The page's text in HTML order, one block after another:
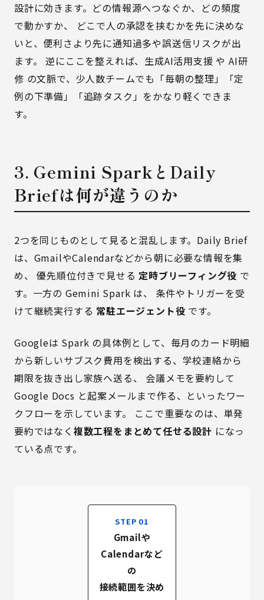
設計に効きます。どの情報源へつなぐか、どの頻度
で動かすか、 どこで人の承認を挟むかを先に決めな
いと、便利さより先に通知過多や誤送信リスクが出
ます。 逆にここを整えれば、 生成AI活用支援 やAI研
修 の文脈で、少人数チームでも「毎朝の整理」「定
例の下準備」「追跡タスク」をかなり軽くできま
す。
3. Gemini SparkとDaily
Briefは何が違うのか
2つを同じものとして見ると混乱します。Daily Brief
は、GmailやCalendarなどから朝に必要な情報を集
め、 優先順位付きで見せる定時ブリーフィング役 で
す。一方の Gemini Spark は、 条件やトリガーを受
けて継続実行する 常駐エージェント役 です。
Googleは Spark の具体例として、毎月のカード明細
から新しいサブスク費用を検出する、学校連絡から
期限を抜き出し家族へ送る、 会議メモを要約して
Google Docs と起案メールまで作る、といったワー
クフローを示しています。 ここで重要なのは、単発
要約ではなく 複数工程をまとめて任せる設計 になっ
ている点です。
STEP 01
Gmailや
Calendarなど
の
接続範囲を決め